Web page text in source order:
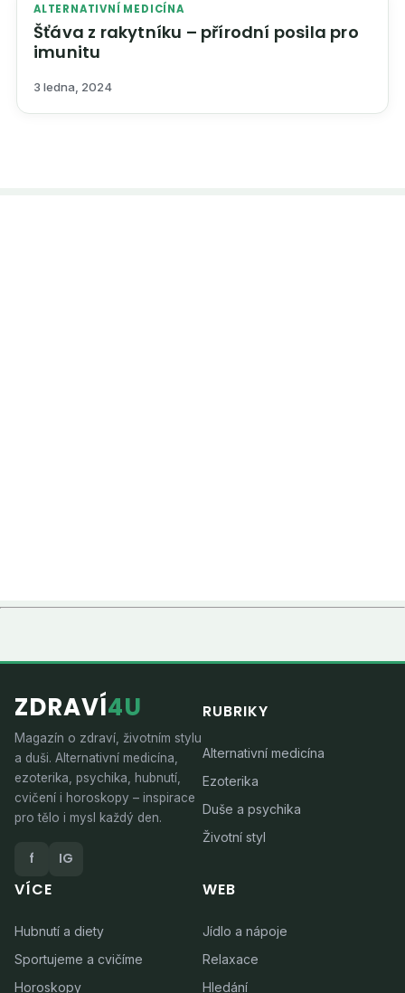
ALTERNATIVNÍ MEDICÍNA
Šťáva z rakytníku – přírodní posila pro
imunitu
3 ledna, 2024
ZDRAVÍ4U
Magazín o zdraví, životním stylu
a duši. Alternativní medicína,
ezoterika, psychika, hubnutí,
cvičení i horoskopy – inspirace
pro tělo i mysl každý den.
f IG
RUBRIKY
Alternativní medicína
Ezoterika
Duše a psychika
Životní styl
VÍCE
Hubnutí a diety
Sportujeme a cvičíme
Horoskopy
WEB
Jídlo a nápoje
Relaxace
Hledání